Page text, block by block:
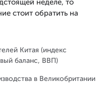
неделе, то
стоит обратить на
Китая (индекс
баланс, ВВП)
в Великобритании